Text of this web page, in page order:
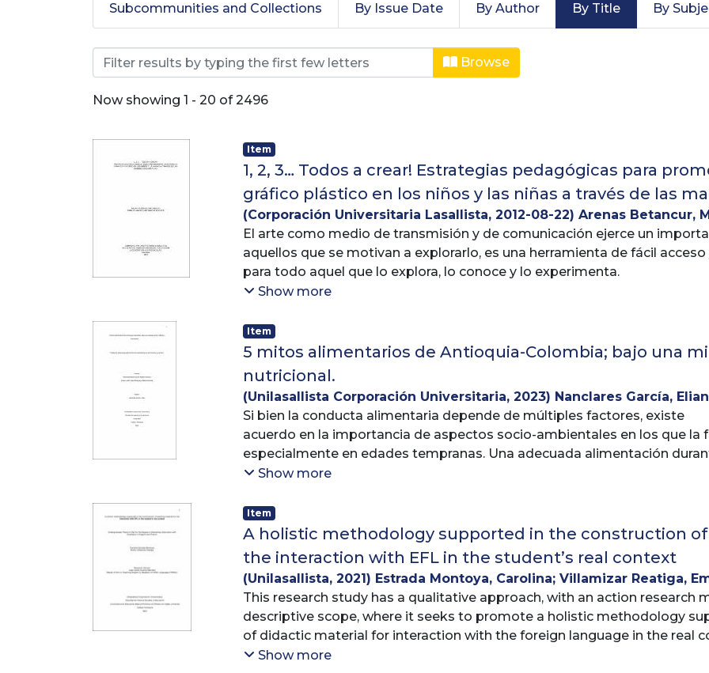
Subcommunities and Collections By Issue Date By Author By Title By
Browsing Trabajos de grado by Title
Browse
Now showing 1 - 20 of 2496
Item
1, 2, 3… Todos a crear! Estrategias pedagógicas para
gráfico plástico en los niños y las niñas a través de las
(Corporación Universitaria Lasallista, 2012-08-22) Arenas Betancur,
Carlos Andres
El arte como medio de transmisión y de comunicación ejerce un
aquellos que se motivan a explorarlo, es una herramienta de fácil
para todo aquel que lo explora, lo conoce y lo experimenta.
Es un concepto que engloba toda creación hecha por el ser humano
acerca del mundo, ya sea real o imaginario. Mediante recursos plásticos,
permite expresar ideas, emociones, percepciones y sensaciones.
Teniendo presente lo anterior, en este trabajo se quiso abarcar algunos
potencializar habilidades y destrezas en los niños con las diferentes
plastilina y el origami), formas gráfico plásticas que ayudan en la
imaginación todo esto amarrado a la capacitación impartida a las
crecer y acompañan en su evolución y adaptación al mundo.
Por ello 1, 2, 3 todos a crear como estrategia pedagógicas para
plástico de los niños y las niñas a través de las madres comunitarias se
favorecer en todos estos procesos evolutivos del niño y la niña, que
sus dimensiones de la vida.
Show more
Item
5 mitos alimentarios de Antioquia-Colombia; bajo una
nutricional.
(Unilasallista Corporación Universitaria, 2023) Nanclares García,
Loreth ;Acuña Velosa, Leonardo Alfonso
Si bien la conducta alimentaria depende de múltiples factores, existe
acuerdo en la importancia de aspectos socio-ambientales en los que la
especialmente en edades tempranas. Una adecuada alimentación
vida es fundamental para asegurar el crecimiento y mantener la salud
contrastar con los medios científicos actuales y comparar la gran
los mitos creados en nuestros días por la publicidad tendenciosa, que
aquellas creencias antiguas con una base empírica, transmitidas durante
tradición oral.
Show more
Item
A holistic methodology supported in the construction
the interaction with EFL in the student’s real context
(Unilasallista, 2021) Estrada Montoya, Carolina; Villamizar Reatiga,
Carlos
This research study has a qualitative approach, with an action research
descriptive scope, where it seeks to promote a holistic methodology
of didactic material for interaction with the foreign language in the real
project was developed in two public schools in Valle de Aburrá during
Show more